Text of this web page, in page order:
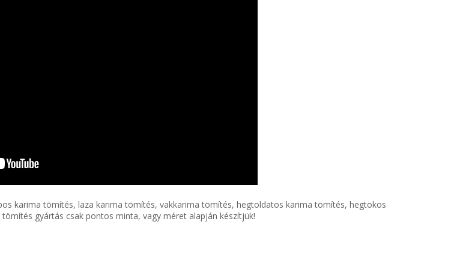
karima tömítés, laza karima tömítés, vakkarima tömítés, hegtoldatos karima tömítés, hegtokos
gyártás csak pontos minta, vagy méret alapján készítjük!